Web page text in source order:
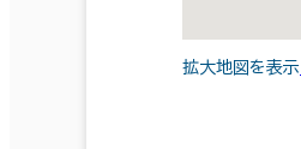
拡大地図を表示